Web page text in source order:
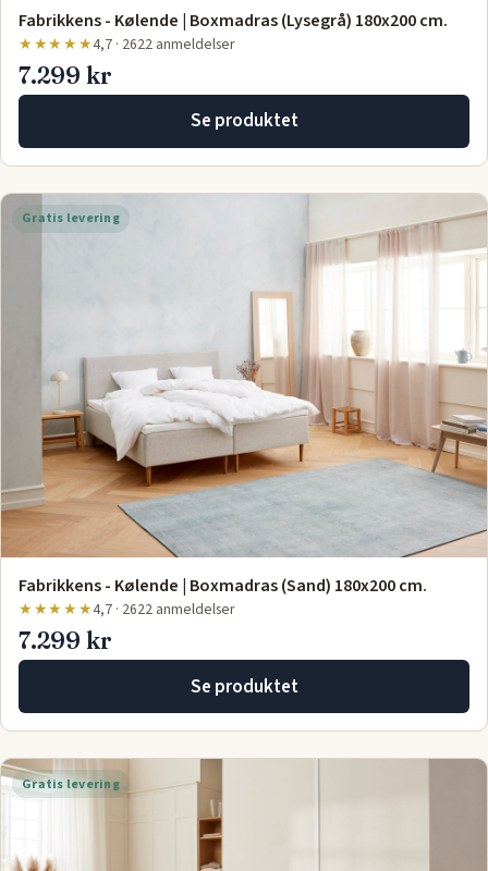
Fabrikkens - Kølende | Boxmadras (Lysegrå) 180x200 cm.
★★★★★4,7 · 2622 anmeldelser
7.299 kr
Se produktet
Gratis levering
Fabrikkens - Kølende | Boxmadras (Sand) 180x200 cm.
★★★★★4,7 · 2622 anmeldelser
7.299 kr
Se produktet
Gratis levering